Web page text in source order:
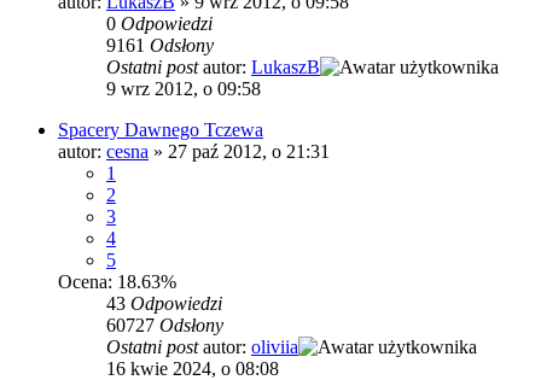
0 Odpowiedzi
9161 Odsłony
Ostatni postautor: LukaszB
9 wrz 2012, o 09:58
Spacery Dawnego Tczewa
autor: cesna » 27 paź 2012, o 21:31
1
2
3
4
5
Ocena: 18.63%
43 Odpowiedzi
60727 Odsłony
Ostatni postautor: oliviia
16 kwie 2024, o 08:08